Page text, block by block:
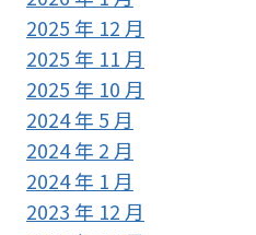
2025 年 12 月
2025 年 11 月
2025 年 10 月
2024 年 5 月
2024 年 2 月
2024 年 1 月
2023 年 12 月